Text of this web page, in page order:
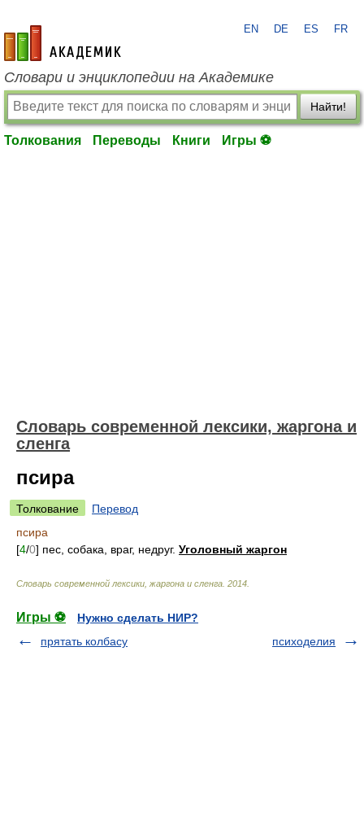
academic.ru
EN DE ES FR
Словари и энциклопедии на Академике
Найти!
Толкования Переводы Книги Игры ⚽
Cловарь современной лексики, жаргона и
сленга
псира
Толкование
Перевод
псира
[4/0] пес, собака, враг, недруг. Уголовный жаргон
Cловарь современной лексики, жаргона и сленга 2014
Игры ⚽
Нужно сделать НИР?
прятать колбасу
психоделия